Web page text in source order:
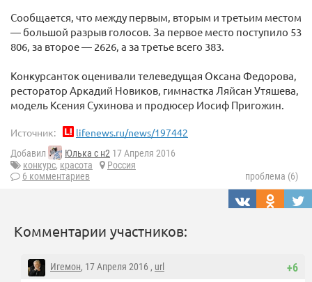
Сообщается, что между первым, вторым и третьим местом
— большой разрыв голосов. За первое место поступило 53
806, за второе — 2626, а за третье всего 383.
Конкурсанток оценивали телеведущая Оксана Федорова,
ресторатор Аркадий Новиков, гимнастка Ляйсан Утяшева,
модель Ксения Сухинова и продюсер Иосиф Пригожин.
Источник: lifenews.ru/news/197442
Добавил Юлька с н2 17 Апреля 2016
конкурс, красота
Россия
6 комментариев
проблема (6)
Комментарии участников:
+6
Игемон, 17 Апреля 2016 , url